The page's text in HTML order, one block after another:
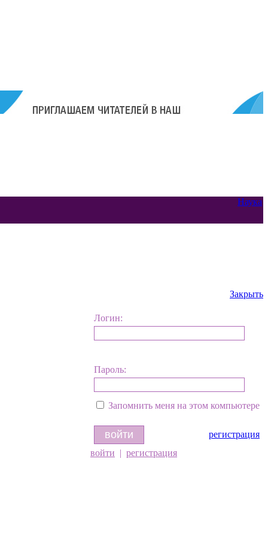
Наука
Закрыть
Логин:
Пароль:
Запомнить меня на этом компьютере
регистрация
войти | регистрация